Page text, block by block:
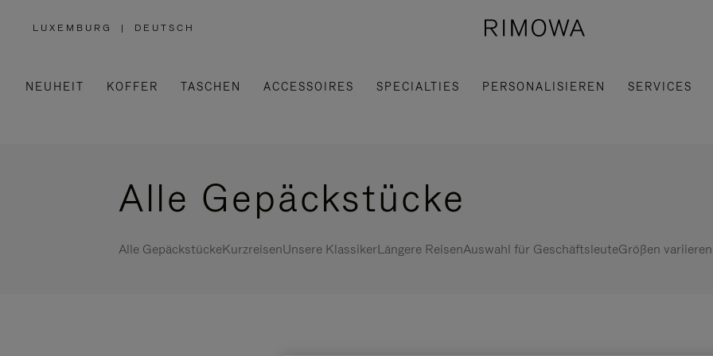
LUXEMBURG
,
AUS
| DEUTSCH
NEUHEIT KOFFER TASCHEN ACCESSOIRES SPECIALTIES PERSONALISIEREN SERVICES
Alle Gepäckstücke
Alle GepäckstückeKurzreisenUnsere KlassikerLängere ReisenAuswahl für GeschäftsleuteGrößen